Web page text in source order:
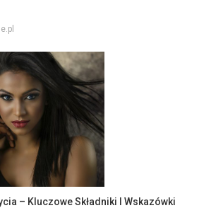
– Kluczowe Składniki I Wskazówki